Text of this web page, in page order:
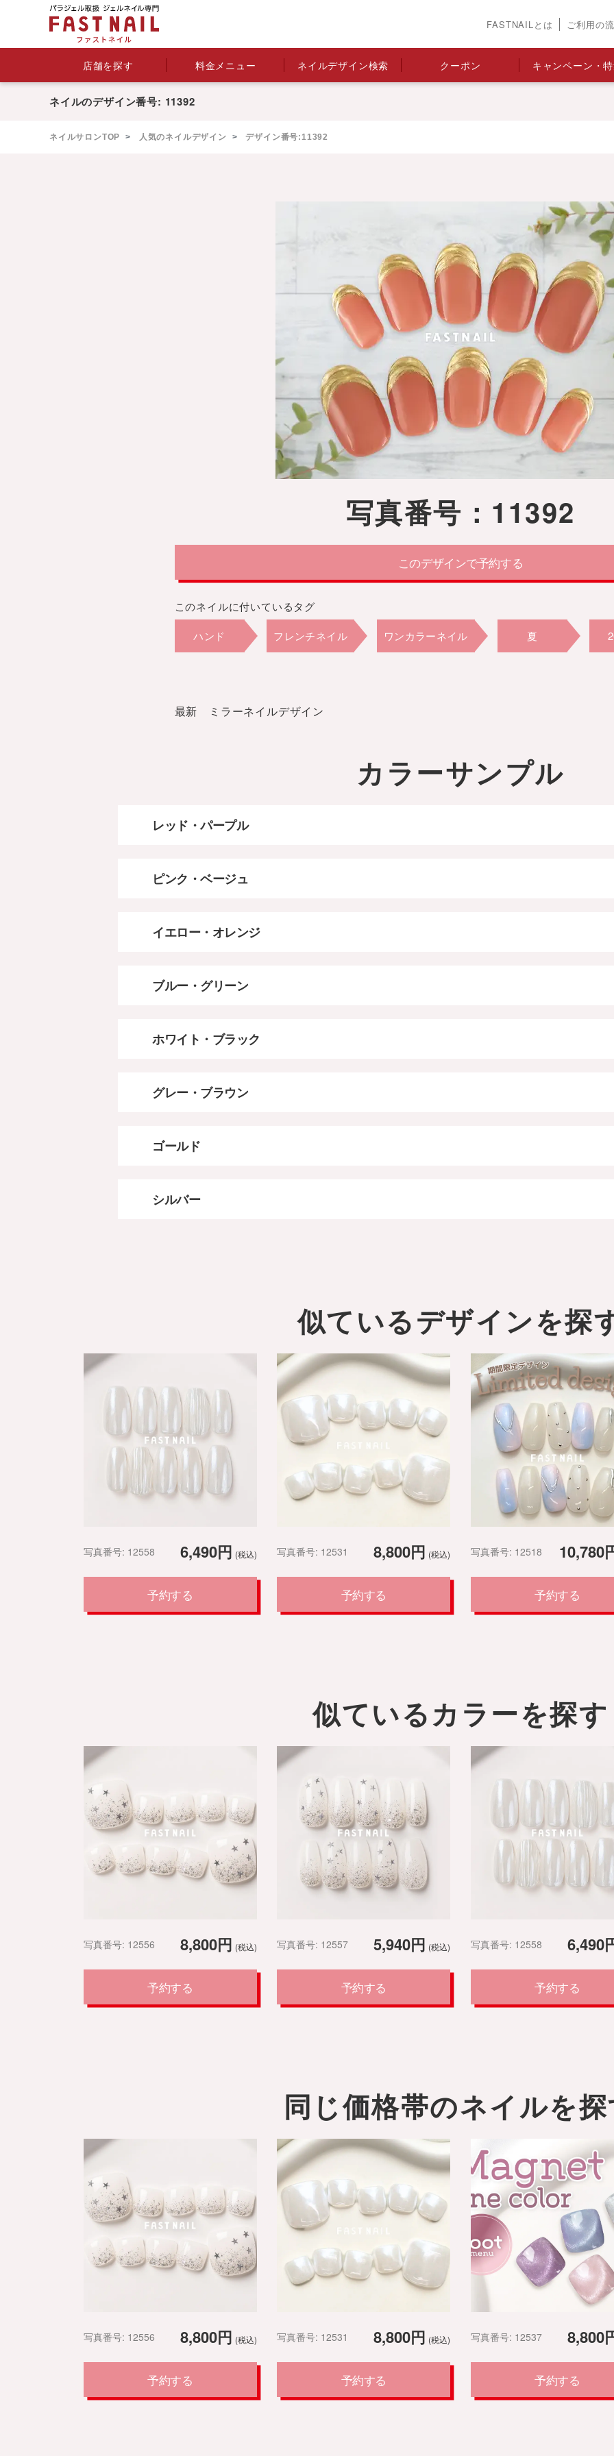
FASTNAILとは ご利用の
店舗を探す 料金メニュー ネイルデザイン検索 クーポン キャンペーン・
ネイルのデザイン番号: 11392
ネイルサロンTOP 人気のネイルデザイン デザイン番号:11392
写真番号：11392
このデザインで予約する
このネイルに付いているタグ
ハンド フレンチネイル ワンカラーネイル 夏
最新 ミラーネイルデザイン
カラーサンプル
レッド・パープル
ピンク・ベージュ
イエロー・オレンジ
ブルー・グリーン
ホワイト・ブラック
グレー・ブラウン
ゴールド
シルバー
似ているデザインを探
6,490円 (税込)
写真番号: 12558
予約する
8,800円 (税込)
写真番号: 12531
予約する
10,780
写真番号: 12518
予約する
似ているカラーを探す
8,800円 (税込)
写真番号: 12556
予約する
5,940円 (税込)
写真番号: 12557
予約する
6,490
写真番号: 12558
予約する
同じ価格帯のネイルを
8,800円 (税込)
写真番号: 12556
予約する
8,800円 (税込)
写真番号: 12531
予約する
8,800
写真番号: 12537
予約する